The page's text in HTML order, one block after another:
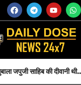
की दीवानी थी..